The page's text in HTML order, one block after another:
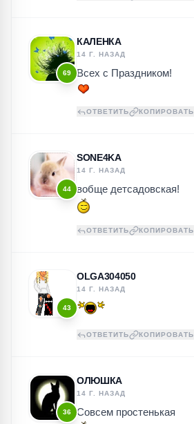
69
КАЛЕНКА
14 Г. НАЗАД
Всех с Праздником!
ОТВЕТИТЬ КОПИРОВАТЬ
44
SONE4KA
14 Г. НАЗАД
вобще детсадовская!
ОТВЕТИТЬ КОПИРОВАТЬ
43
OLGA304050
14 Г. НАЗАД
ОТВЕТИТЬ КОПИРОВАТЬ
36
ОЛЮШКА
14 Г. НАЗАД
Совсем простенькая